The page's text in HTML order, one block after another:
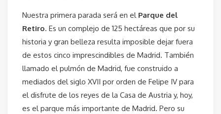
Nuestra primera parada será en el Parque del
Retiro. Es un complejo de 125 hectáreas que por su
historia y gran belleza resulta imposible dejar fuera
de estos cinco imprescindibles de Madrid. También
llamado el pulmón de Madrid, fue construido a
mediados del siglo XVII por orden de Felipe IV para
el disfrute de los reyes de la Casa de Austria y, hoy,
es el parque más importante de Madrid. Pero su